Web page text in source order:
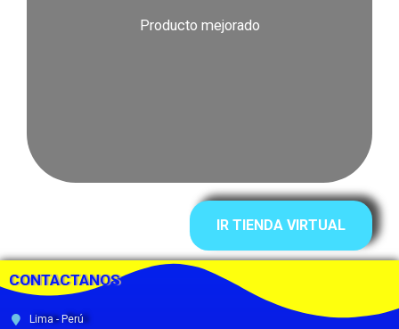
Producto mejorado
IR TIENDA VIRTUAL
CONTACTANOS
Lima - Perú